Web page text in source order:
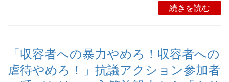
続きを読む
「収容者への暴力やめろ！収容者への
虐待やめろ！」抗議アクション参加者